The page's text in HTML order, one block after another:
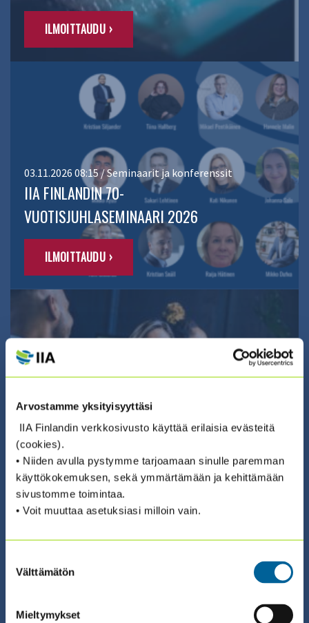
Arvostamme yksityisyyttäsi
IIA Finlandin verkkosivusto käyttää erilaisia evästeitä
(cookies).
• Niiden avulla pystymme tarjoamaan sinulle paremman
käyttökokemuksen, sekä ymmärtämään ja kehittämään
sivustomme toimintaa.
• Voit muuttaa asetuksiasi milloin vain.
valinta
Välttämätön
Mieltymykset
ILMOITTAUDU ›
03.11.2026 08:15 / Seminaarit ja konferenssit
IIA FINLANDIN 70-
VUOTISJUHLASEMINAARI 2026
ILMOITTAUDU ›
01.09.2026 08:30 / Koulutus
2026 STAK II SISÄISEN
TARKASTUKSEN AMMATTIKURSSI™
(1.9. + 8.9. + 15.9.)
ILMOITTAUDU ›